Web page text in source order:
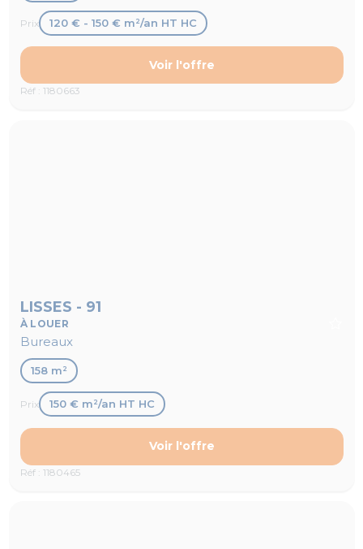
Prix 120 € - 150 € m²/an HT HC
Réf : 1180663
Voir l'offre
LISSES - 91
À LOUER
Bureaux
158 m²
Prix 150 € m²/an HT HC
Réf : 1180465
Voir l'offre